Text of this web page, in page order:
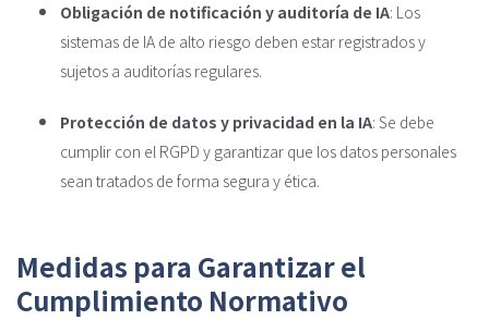
Obligación de notificación y auditoría de IA: Los
sistemas de IA de alto riesgo deben estar registrados y
sujetos a auditorías regulares.
Protección de datos y privacidad en la IA: Se debe
cumplir con el RGPD y garantizar que los datos personales
sean tratados de forma segura y ética.
Medidas para Garantizar el
Cumplimiento Normativo